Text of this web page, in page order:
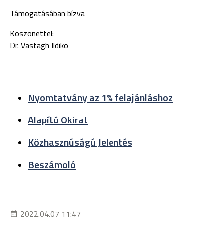
Támogatásában bízva
Köszönettel:
Dr. Vastagh Ildiko
Nyomtatvány az 1% felajánláshoz
Alapító Okirat
Közhasznúságú Jelentés
Beszámoló
2022.04.07 11:47